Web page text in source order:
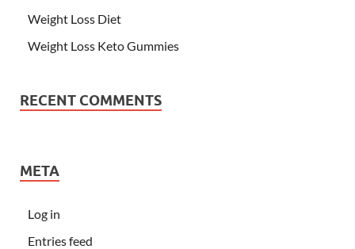
Weight Loss Diet
Weight Loss Keto Gummies
RECENT COMMENTS
META
Log in
Entries feed